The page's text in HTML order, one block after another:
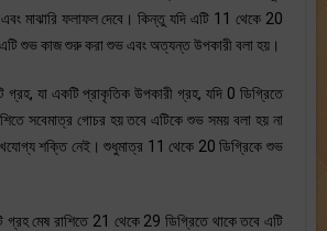
মাঝারি ফলাফল দেবে। কিন্তু যদি এটি 11 থেকে 20
এটি শুভ কাজ শুরু করা শুভ এবং অত্যন্ত উপকারী বলা হয়।
গ্রহ, যা একটি প্রাকৃতিক উপকারী গ্রহ, যদি 0 ডিগ্রিতে
সবেমাত্র গোচর হয় তবে এটিকে শুভ সময় বলা হয় না
শক্তি নেই। শুধুমাত্র 11 থেকে 20 ডিগ্রিকে শুভ
মেষ রাশিতে 21 থেকে 29 ডিগ্রিতে থাকে তবে এটি